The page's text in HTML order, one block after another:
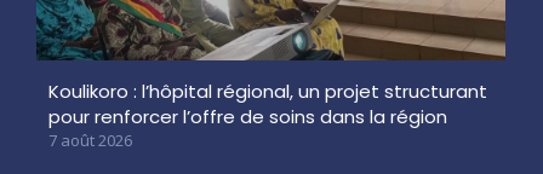
Koulikoro : l’hôpital régional, un projet structurant
pour renforcer l’offre de soins dans la région
7 août 2026